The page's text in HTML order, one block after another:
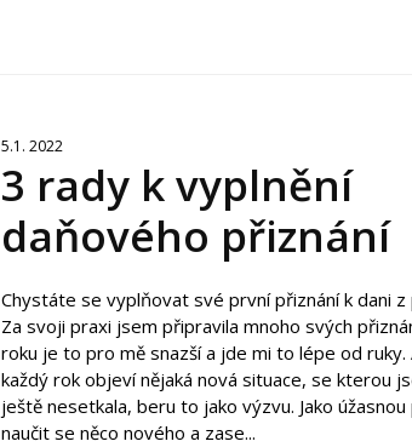
5.1. 2022
3 rady k vyplnění
daňového přiznání
Chystáte se vyplňovat své první přiznání k dani z
Za svoji praxi jsem připravila mnoho svých
roku je to pro mě snazší a jde mi to lépe od ruky.
každý rok objeví nějaká nová situace, se kterou
ještě nesetkala, beru to jako výzvu. Jako
naučit se něco nového a zase...